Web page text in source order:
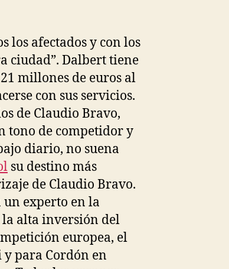
los afectados y con los
ciudad”. Dalbert tiene
millones de euros al
con sus servicios.
de Claudio Bravo,
tono de competidor y
diario, no suena
su destino más
de Claudio Bravo.
un experto en la
la alta inversión del
europea, el
para Cordón en